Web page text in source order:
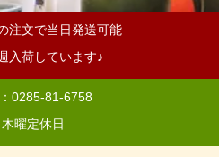
注文で当日発送可能
入荷しています♪
0285-81-6758
木曜定休日